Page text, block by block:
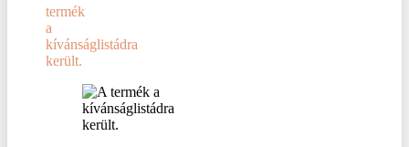
termék
a
kívánságlistádra
került.